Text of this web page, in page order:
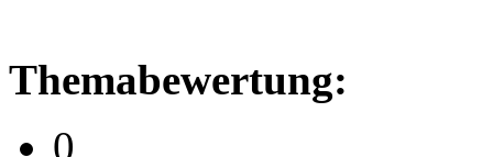
Themabewertung:
0